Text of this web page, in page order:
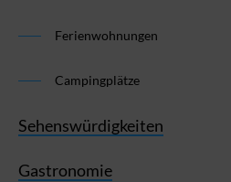
Ferienwohnungen
Campingplätze
Sehenswürdigkeiten
Gastronomie